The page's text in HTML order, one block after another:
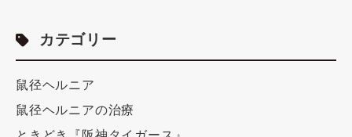
カテゴリー
鼠径ヘルニア
鼠径ヘルニアの治療